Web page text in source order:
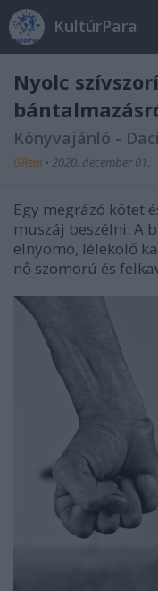
KultúrPara
Nyolc
Könyvajánló -
GReni • 2020. december 01.
Egy megrázó kötet
muszáj beszélni. A
elnyomó, lélekölő
nő szomorú és